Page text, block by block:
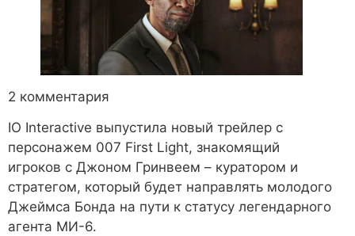
2 комментария
IO Interactive выпустила новый трейлер с
персонажем 007 First Light, знакомящий
игроков с Джоном Гринвеем – куратором и
стратегом, который будет направлять молодого
Джеймса Бонда на пути к статусу легендарного
агента МИ-6.